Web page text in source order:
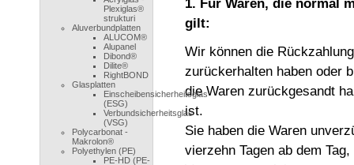
1. Für Waren, die normal
gilt:
Wir können die
zurückerhalten haben oder
die Waren zurückgesandt
ist.
Sie haben die Waren
vierzehn Tagen ab dem
Plexiglas®
strukturi
Aluverbundplatten
ALUCOM®
Alupanel
Dibond®
Dilite®
RightBOND
Glasplatten
Einscheibensicherheitsglas
(ESG)
Verbundsicherheitsglas
(VSG)
Polycarbonat -
Makrolon®
Polyethylen (PE)
PE-HD (PE-